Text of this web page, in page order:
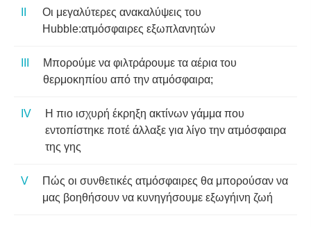
Οι μεγαλύτερες ανακαλύψεις του
Hubble:ατμόσφαιρες εξωπλανητών
Μπορούμε να φιλτράρουμε τα αέρια του
θερμοκηπίου από την ατμόσφαιρα;
Η πιο ισχυρή έκρηξη ακτίνων γάμμα που
εντοπίστηκε ποτέ άλλαξε για λίγο την ατμόσφαιρα
της γης
Πώς οι συνθετικές ατμόσφαιρες θα μπορούσαν να
μας βοηθήσουν να κυνηγήσουμε εξωγήινη ζωή